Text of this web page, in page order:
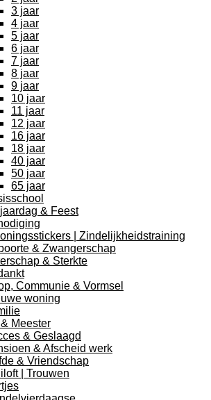
3 jaar
4 jaar
5 jaar
6 jaar
7 jaar
8 jaar
9 jaar
10 jaar
11 jaar
12 jaar
16 jaar
18 jaar
40 jaar
50 jaar
65 jaar
& Feest
| Zindelijkheidstraining
& Zwangerschap
& Sterkte
Communie & Vormsel
woning
Meester
& Geslaagd
& Afscheid werk
& Vriendschap
| Trouwen